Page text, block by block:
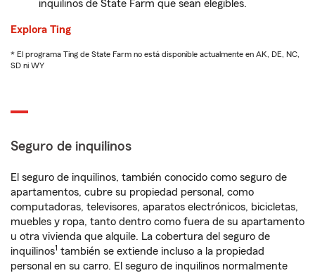
inquilinos de State Farm que sean elegibles.
Explora Ting
* El programa Ting de State Farm no está disponible actualmente en AK, DE, NC,
SD ni WY
Seguro de inquilinos
El seguro de inquilinos, también conocido como seguro de
apartamentos, cubre su propiedad personal, como
computadoras, televisores, aparatos electrónicos, bicicletas,
muebles y ropa, tanto dentro como fuera de su apartamento
u otra vivienda que alquile. La cobertura del seguro de
inquilinos1 también se extiende incluso a la propiedad
personal en su carro. El seguro de inquilinos normalmente